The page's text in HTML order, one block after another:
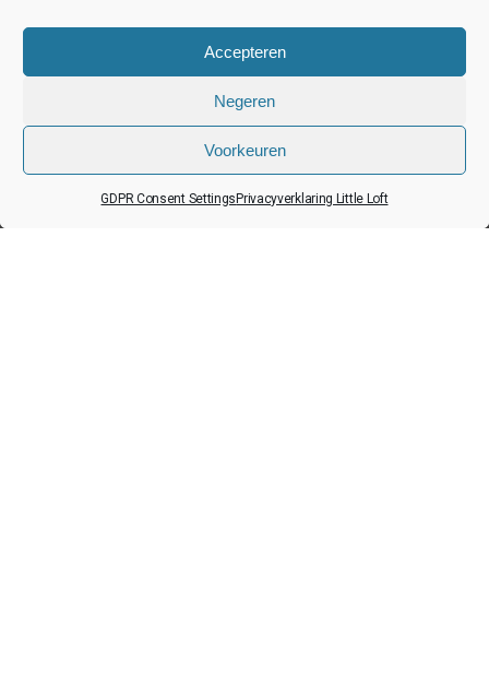
Accepteren
Negeren
Voorkeuren
GDPR Consent Settings Privacyverklaring Little Loft